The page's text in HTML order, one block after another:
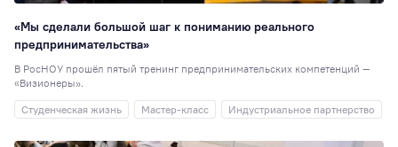
«Мы сделали большой шаг к пониманию реального
предпринимательства»
В РосНОУ прошёл пятый тренинг предпринимательских компетенций —
«Визионеры».
Студенческая жизнь
Мастер-класс Индустриальное партнерство